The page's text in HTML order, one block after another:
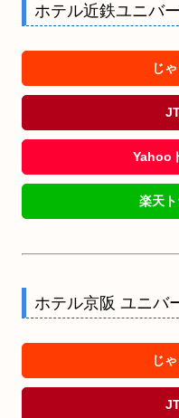
ホテル近鉄ユニバ
じ
Yahoo
楽天
ホテル京阪 ユニバ
じ